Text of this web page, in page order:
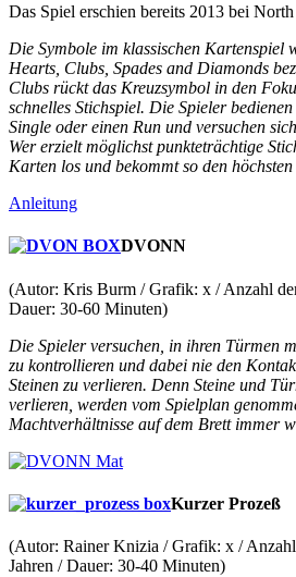
Das Spiel erschien bereits 2013 bei
Die Symbole im klassischen Kartenspiel
Hearts, Clubs, Spades and Diamonds
Clubs rückt das Kreuzsymbol in den
schnelles Stichspiel. Die Spieler
Single oder einen Run und versuchen
Wer erzielt möglichst punkteträchtige
Karten los und bekommt so den
Anleitung
DVONN
(Autor: Kris Burm / Grafik: x / Anzahl
Dauer: 30-60 Minuten)
Die Spieler versuchen, in ihren Türmen
zu kontrollieren und dabei nie den
Steinen zu verlieren. Denn Steine und
verlieren, werden vom Spielplan
Machtverhältnisse auf dem Brett immer
Kurzer Prozeß
(Autor: Rainer Knizia / Grafik: x /
Jahren / Dauer: 30-40 Minuten)